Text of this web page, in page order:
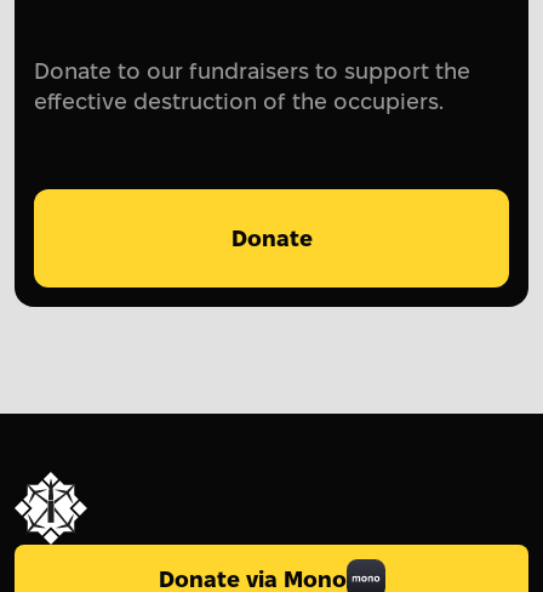
Donate to our fundraisers to support the
effective destruction of the occupiers.
Donate
Donate via Mono